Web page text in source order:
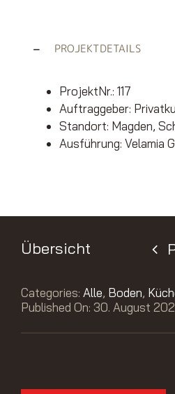
PROJEKTDETAILS
ProjektNr.: 117
Auftraggeber:
Standort: Magden,
Ausführung: Velamia
Übersicht
Categories: Alle, Boden,
Published On: 30. August